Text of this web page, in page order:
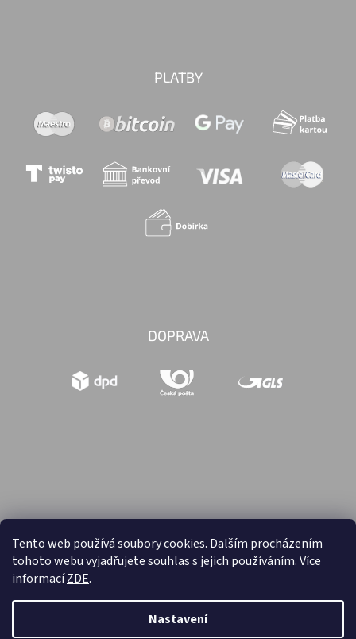
Tento web používá soubory cookies. Dalším procházením
tohoto webu vyjadřujete souhlas s jejich používáním. Více
informacíZDE.
Nastavení
PLATBY
DOPRAVA
Vytvořil Shoptet
Hračky retro . Všechna práva vyhrazena.